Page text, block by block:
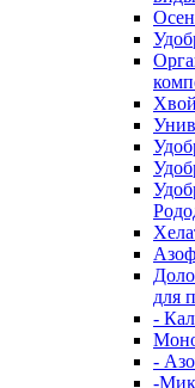
для
-
-
-